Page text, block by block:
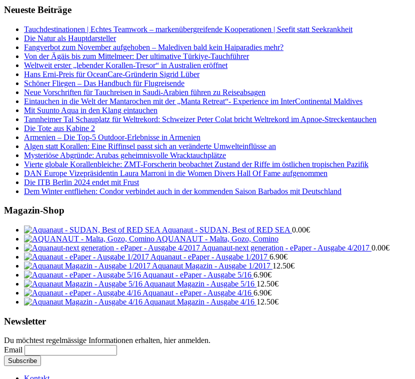
Neueste Beiträge
Tauchdestinationen | Echtes Teamwork – markenübergreifende Kooperationen | Seefit statt Seekrankheit
Die Natur als Hauptdarsteller
Fangverbot zum November aufgehoben – Malediven bald kein Haiparadies mehr?
Von der Ägäis bis zum Mittelmeer: Der ultimative Türkiye-Tauchführer
Weltweit erster „lebender Korallen-Tresor“ in Australien eröffnet
Hans Erni-Preis für OceanCare-Gründerin Sigrid Lüber
Schöner Fliegen – Das Handbuch für Flugreisende
Neue Vorschriften für Tauchreisen in Saudi-Arabien führen zu Reiseabsagen
Eintauchen in die Welt der Mantarochen mit der „Manta Retreat“- Experience im InterContinental Maldives
Mit Suunto Aqua in den Klang eintauchen
Tannheimer Tal Schauplatz für Weltrekord: Schweizer Peter Colat bricht Weltrekord im Apnoe-Streckentauchen
Die Tote aus Kabine 2
Armenien – Die Top-5 Outdoor-Erlebnisse in Armenien
Algen statt Korallen: Eine Riffinsel passt sich an veränderte Umwelteinflüsse an
Mysteriöse Abgründe: Arubas geheimnisvolle Wracktauchplätze
Vierte globale Korallenbleiche: ZMT-Forscherin beobachtet Zustand der Riffe im östlichen tropischen Pazifik
DAN Europe Vizepräsidentin Laura Marroni in die Women Divers Hall Of Fame aufgenommen
Die ITB Berlin 2024 endet mit Frust
Dem Winter entfliehen: Condor verbindet auch in der kommenden Saison Barbados mit Deutschland
Magazin-Shop
Aquanaut - SUDAN, Best of RED SEA 0.00€
AQUANAUT - Malta, Gozo, Comino
Aquanaut-next generation - ePaper - Ausgabe 4/2017 0.00€
Aquanaut - ePaper - Ausgabe 1/2017 6.90€
Aquanaut Magazin - Ausgabe 1/2017 12.50€
Aquanaut - ePaper - Ausgabe 5/16 6.90€
Aquanaut Magazin - Ausgabe 5/16 12.50€
Aquanaut - ePaper - Ausgabe 4/16 6.90€
Aquanaut Magazin - Ausgabe 4/16 12.50€
Newsletter
Du möchtest regelmässige Informationen erhalten, hier anmelden.
Email